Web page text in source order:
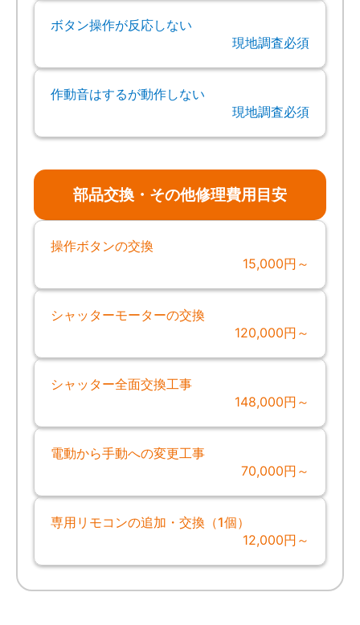
ボタン操作が反応しない
現地調査必須
作動音はするが動作しない
現地調査必須
部品交換・その他修理費用目安
操作ボタンの交換
15,000円～
シャッターモーターの交換
120,000円～
シャッター全面交換工事
148,000円～
電動から手動への変更工事
70,000円～
専用リモコンの追加・交換（1個）
12,000円～